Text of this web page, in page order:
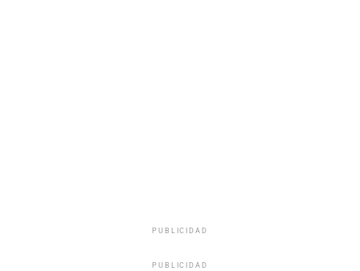
PUBLICIDAD
PUBLICIDAD